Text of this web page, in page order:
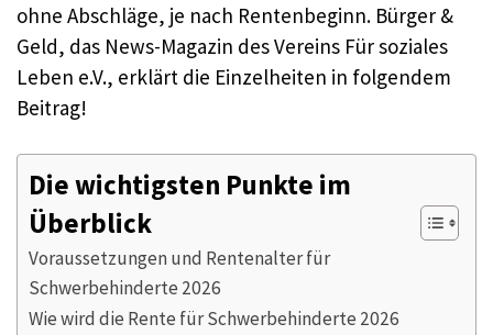
ohne Abschläge, je nach Rentenbeginn. Bürger &
Geld, das News-Magazin des Vereins Für soziales
Leben e.V., erklärt die Einzelheiten in folgendem
Beitrag!
Die wichtigsten Punkte im
Überblick
Voraussetzungen und Rentenalter für
Schwerbehinderte 2026
Wie wird die Rente für Schwerbehinderte 2026